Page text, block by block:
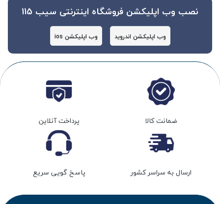
نصب وب اپلیکشن فروشگاه اینترنتی سیب 115
وب اپلیکشن اندروید وب اپلیکشن ios
ضمانت کالا پرداخت آنلاین
ارسال به سراسر کشور پاسخ گویی سریع